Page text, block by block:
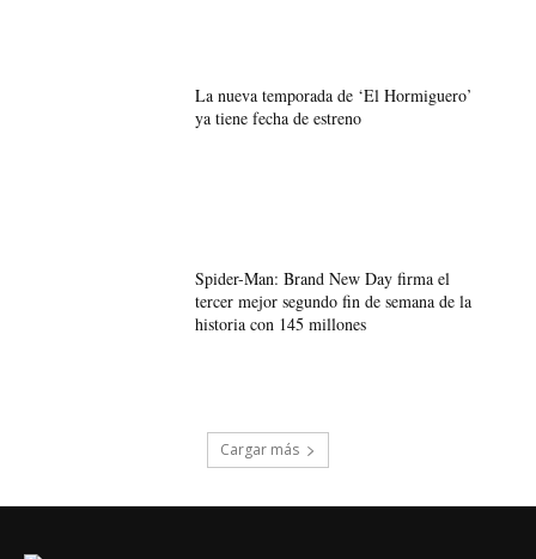
La nueva temporada de ‘El Hormiguero’
ya tiene fecha de estreno
Spider-Man: Brand New Day firma el
tercer mejor segundo fin de semana de la
historia con 145 millones
Cargar más